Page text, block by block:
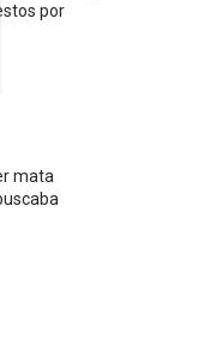
por
mata